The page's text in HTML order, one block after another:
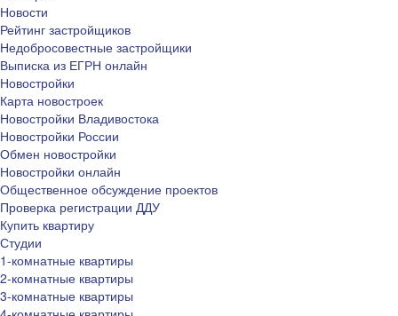
Новости
Рейтинг застройщиков
Недобросовестные застройщики
Выписка из ЕГРН онлайн
Новостройки
Карта новостроек
Новостройки Владивостока
Новостройки России
Обмен новостройки
Новостройки онлайн
Общественное обсуждение проектов
Проверка регистрации ДДУ
Купить квартиру
Студии
1-комнатные квартиры
2-комнатные квартиры
3-комнатные квартиры